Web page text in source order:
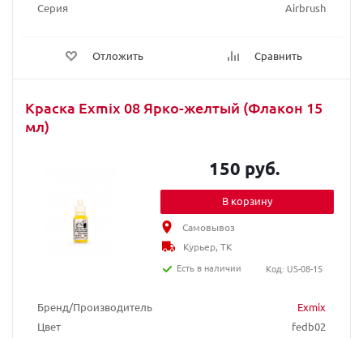
Серия
Airbrush
Отложить Сравнить
Краска Exmix 08 Ярко-желтый (Флакон 15
мл)
Бренд/Производитель
Exmix
Цвет
fedb02
150 руб.
В корзину
Самовывоз
Курьер, ТК
Есть в наличии
Код: US-08-15